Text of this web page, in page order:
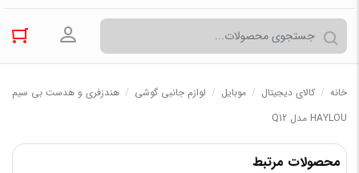
ورود به
خانه / کالاي دیجیتال / موبایل / لوازم جانبی گوشی / هندزفری و هدست بی سیم
HAYLOU مدل Q12
محصولات مرتبط